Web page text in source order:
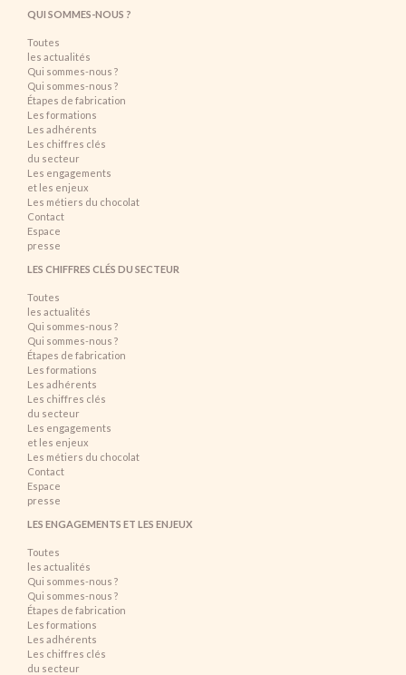
QUI SOMMES-NOUS ?
Toutes
les actualités
Qui sommes-nous ?
Qui sommes-nous ?
Étapes de fabrication
Les formations
Les adhérents
Les chiffres clés
du secteur
Les engagements
et les enjeux
Les métiers du chocolat
Contact
Espace
presse
LES CHIFFRES CLÉS DU SECTEUR
Toutes
les actualités
Qui sommes-nous ?
Qui sommes-nous ?
Étapes de fabrication
Les formations
Les adhérents
Les chiffres clés
du secteur
Les engagements
et les enjeux
Les métiers du chocolat
Contact
Espace
presse
LES ENGAGEMENTS ET LES ENJEUX
Toutes
les actualités
Qui sommes-nous ?
Qui sommes-nous ?
Étapes de fabrication
Les formations
Les adhérents
Les chiffres clés
du secteur